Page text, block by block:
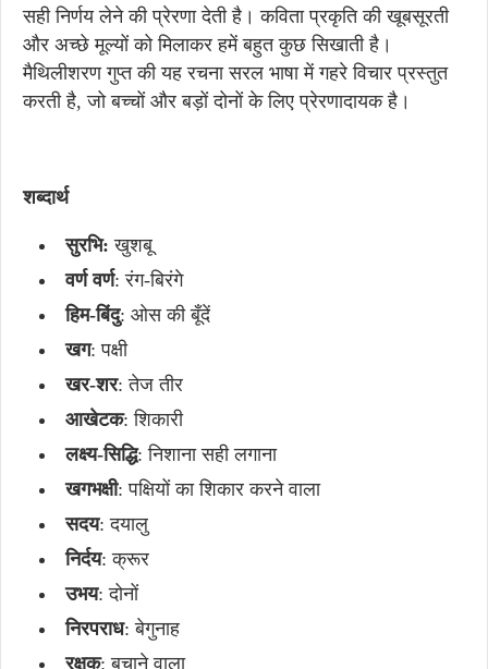
सही निर्णय लेने की प्रेरणा देती है। कविता प्रकृति की खूबसूरती
और अच्छे मूल्यों को मिलाकर हमें बहुत कुछ सिखाती है।
मैथिलीशरण गुप्त की यह रचना सरल भाषा में गहरे विचार प्रस्तुत
करती है, जो बच्चों और बड़ों दोनों के लिए प्रेरणादायक है।
शब्दार्थ
सुरभि:खुशबू
वर्णवर्ण: रंग-बिरंगे
हिम-बिंदु: ओस की बूँदें
खग: पक्षी
खर-शर: तेज तीर
आखेटक: शिकारी
लक्ष्य-सिद्धि: निशाना सही लगाना
खगभक्षी: पक्षियों का शिकार करने वाला
सदय: दयालु
निर्दय: क्रूर
उभय: दोनों
निरपराध: बेगुनाह
रक्षक: बचाने वाला